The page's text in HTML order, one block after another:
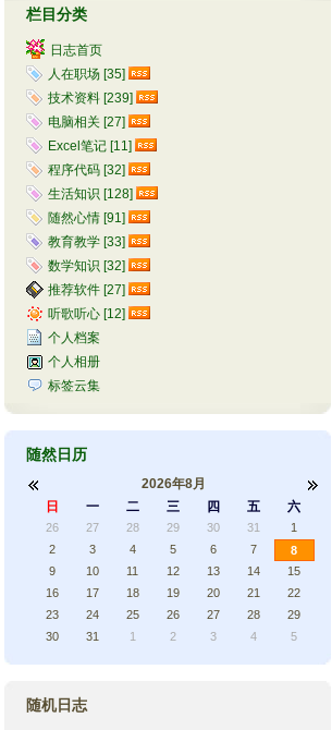
栏目分类
日志首页
人在职场 [35]
技术资料 [239]
电脑相关 [27]
Excel笔记 [11]
程序代码 [32]
生活知识 [128]
随然心情 [91]
教育教学 [33]
数学知识 [32]
推荐软件 [27]
听歌听心 [12]
个人档案
个人相册
标签云集
随然日历
2026年8月
日
一 二 三 四 五 六
26 27 28 29 30 31
1
2
3 4 5 6 7
8
9
10 11 12 13 14
15
16
17 18 19 20 21
22
23
24 25 26 27 28
29
30
31 1 2 3 4 5
随机日志